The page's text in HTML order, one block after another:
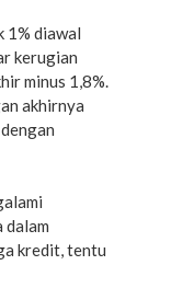
1% diawal
kerugian
minus 1,8%.
akhirnya
dalam
kredit, tentu